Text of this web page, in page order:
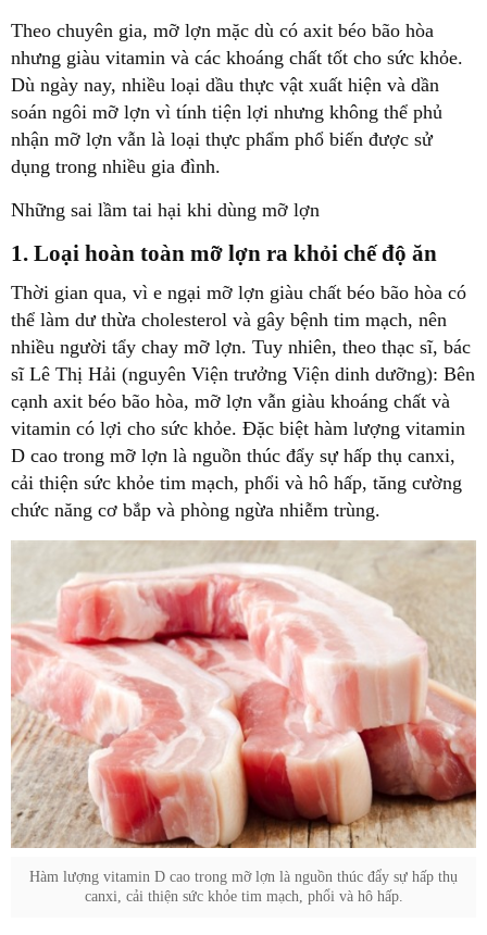
Theo chuyên gia, mỡ lợn mặc dù có axit béo bão hòa
nhưng giàu vitamin và các khoáng chất tốt cho sức khỏe.
Dù ngày nay, nhiều loại dầu thực vật xuất hiện và dần
soán ngôi mỡ lợn vì tính tiện lợi nhưng không thể phủ
nhận mỡ lợn vẫn là loại thực phẩm phổ biến được sử
dụng trong nhiều gia đình.
Những sai lầm tai hại khi dùng mỡ lợn
1. Loại hoàn toàn mỡ lợn ra khỏi chế độ ăn
Thời gian qua, vì e ngại mỡ lợn giàu chất béo bão hòa có
thể làm dư thừa cholesterol và gây bệnh tim mạch, nên
nhiều người tẩy chay mỡ lợn. Tuy nhiên, theo thạc sĩ, bác
sĩ Lê Thị Hải (nguyên Viện trưởng Viện dinh dưỡng): Bên
cạnh axit béo bão hòa, mỡ lợn vẫn giàu khoáng chất và
vitamin có lợi cho sức khỏe. Đặc biệt hàm lượng vitamin
D cao trong mỡ lợn là nguồn thúc đẩy sự hấp thụ canxi,
cải thiện sức khỏe tim mạch, phổi và hô hấp, tăng cường
chức năng cơ bắp và phòng ngừa nhiễm trùng.
Hàm lượng vitamin D cao trong mỡ lợn là nguồn thúc đẩy sự hấp thụ
canxi, cải thiện sức khỏe tim mạch, phổi và hô hấp.